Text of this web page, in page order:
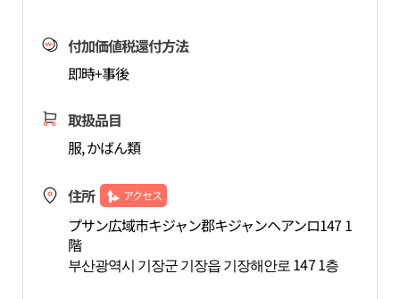
付加価値税還付方法
即時+事後
取扱品目
服, かばん類
住所 アクセス
プサン広域市キジャン郡キジャンヘアンロ147 1
階
부산광역시 기장군 기장읍 기장해안로 147 1층